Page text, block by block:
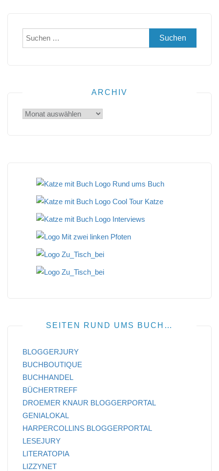
Suchen
nach:
ARCHIV
Archiv
SEITEN RUND UMS BUCH…
BLOGGERJURY
BUCHBOUTIQUE
BUCHHANDEL
BÜCHERTREFF
DROEMER KNAUR BLOGGERPORTAL
GENIALOKAL
HARPERCOLLINS BLOGGERPORTAL
LESEJURY
LITERATOPIA
LIZZYNET